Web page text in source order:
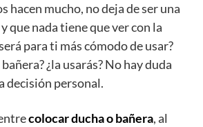
hacen mucho, no deja de ser una
que nada tiene que ver con la
para ti más cómodo de usar?
¿la usarás? No hay duda
decisión personal.
colocar ducha o bañera, al